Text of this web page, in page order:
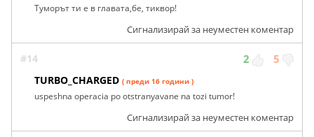
Туморът ти е в главата,бе, тиквор!
Сигнализирай за неуместен коментар
#14 2 5
TURBO_CHARGED ( преди 16 години )
uspeshna operacia po otstranyavane na tozi tumor!
Сигнализирай за неуместен коментар